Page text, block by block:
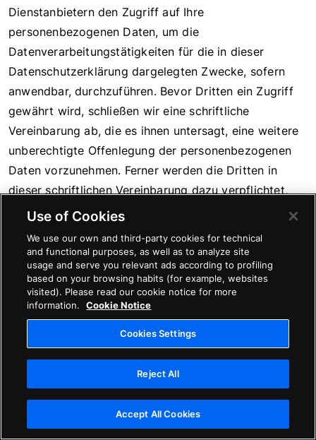
Dienstanbietern den Zugriff auf Ihre
personenbezogenen Daten, um die
Datenverarbeitungstätigkeiten für die in dieser
Datenschutzerklärung dargelegten Zwecke, sofern
anwendbar, durchzuführen. Bevor Dritten ein Zugriff
gewährt wird, schließen wir eine schriftliche
Vereinbarung ab, die es ihnen untersagt, eine weitere
unberechtigte Offenlegung der personenbezogenen
Daten vorzunehmen. Ferner werden die Dritten in
dieser schriftlichen Vereinbarung dazu verpflichtet,
diese Daten nur zum Zwecke der Erbringung der
von Avature erhaltenen Weisungen zu nutzen sowie
die personenbezogenen Daten nur in dem Maße zu
speichern, wie es zur Erfüllung dieser Zwecke zum
Schutz unserer Interessen erforderlich ist, und
angemessene und geeignete Sicherheitsmaßnahmen
zu ergreifen.
Zusätzlich können wir Ihre personenbezogenen Daten
an Dritte weitergeben nach unserem guten Glauben,
dass die Weitergabe zur Begründung von
Rechtsansprüchen oder zur Verteidigung, zur
Use of Cookies
We use our own and third-party cookies for technical
and functional purposes, as well as to analyze site
usage and serve you relevant ads according to profiling
based on your browsing habits (for example, websites
visited). Please read our cookie notice for more
information.
Cookie Notice
Cookies Settings
Reject All
Accept All Cookies